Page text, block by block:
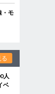
・モ
る
人
ベ